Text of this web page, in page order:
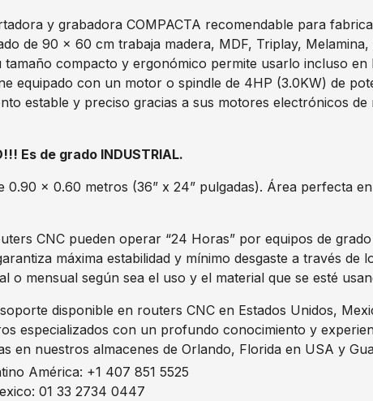
y grabadora COMPACTA recomendable para
de 90 x 60 cm trabaja madera, MDF, Triplay,
compacto y ergonómico permite usarlo incluso
equipado con un motor o spindle de 4HP (3.0KW) de
estable y preciso gracias a sus motores electrónicos
Es de grado INDUSTRIAL.
0.90 x 0.60 metros (36” x 24” pulgadas). Área perfecta
CNC pueden operar “24 Horas” por equipos de
máxima estabilidad y mínimo desgaste a través de
o mensual según sea el uso y el material que se esté
disponible en routers CNC en Estados Unidos,
especializados con un profundo conocimiento y
en nuestros almacenes de Orlando, Florida en USA y
América: +1 407 851 5525
01 33 2734 0447